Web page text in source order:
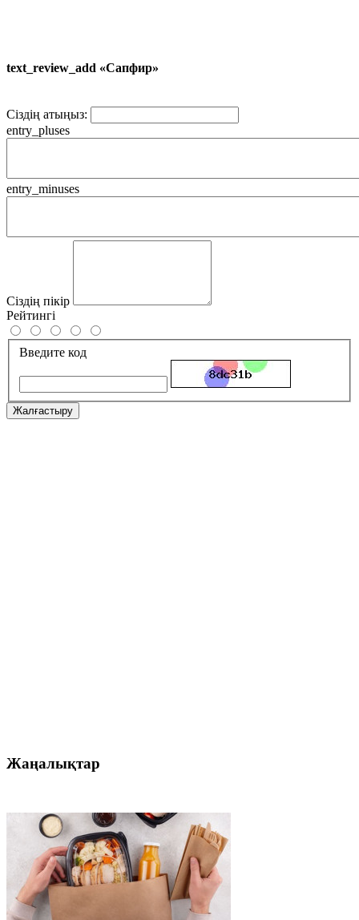
text_review_add «Сапфир»
Сіздің атыңыз:
entry_pluses
entry_minuses
Сіздің пікір
Рейтингі
Введите код
Жалғастыру
Жаңалықтар